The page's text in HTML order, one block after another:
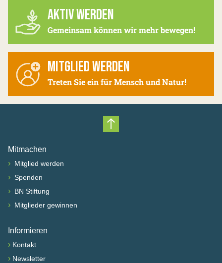
AKTIV WERDEN
Gemeinsam können wir mehr bewegen!
MITGLIED WERDEN
Treten Sie ein für Mensch und Natur!
Nach oben scrollen
Mitmachen
› Mitglied werden
› Spenden
› BN Stiftung
› Mitglieder gewinnen
Informieren
› Kontakt
› Newsletter